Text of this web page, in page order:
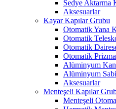
Sedye Aktarma
Aksesuarlar
Kayar Kapılar Grubu
Otomatik Yana
Otomatik
Otomatik
Otomatik
Alüminyum
Alüminyum
Aksesuarlar
Menteşeli Kapılar
Menteşeli